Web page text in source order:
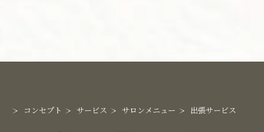
コンセプト サービス サロンメニュー 出張サービス